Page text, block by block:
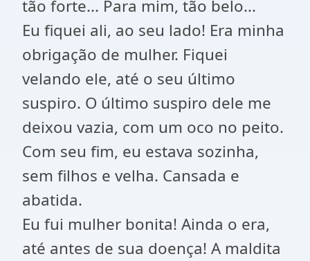
tão forte... Para mim, tão belo...
Eu fiquei ali, ao seu lado! Era minha
obrigação de mulher. Fiquei
velando ele, até o seu último
suspiro. O último suspiro dele me
deixou vazia, com um oco no peito.
Com seu fim, eu estava sozinha,
sem filhos e velha. Cansada e
abatida.
Eu fui mulher bonita! Ainda o era,
até antes de sua doença! A maldita